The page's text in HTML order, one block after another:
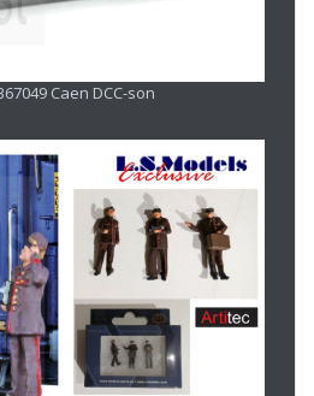
Caen DCC-son